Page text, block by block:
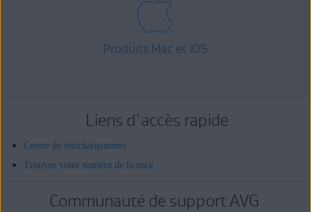
Produits Mac et iOS
Liens d'accès rapide
Centre de téléchargements
Trouvez votre numéro de licence
Communauté de support AVG